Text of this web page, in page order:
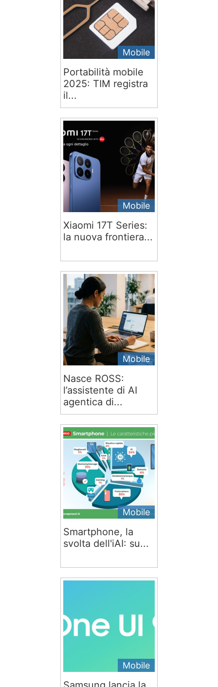
Mobile
Portabilità mobile
2025: TIM registra
il...
Mobile
Xiaomi 17T Series:
la nuova frontiera...
Mobile
Nasce ROSS:
l’assistente di AI
agentica di...
Mobile
Smartphone, la
svolta dell'iAI: su...
Mobile